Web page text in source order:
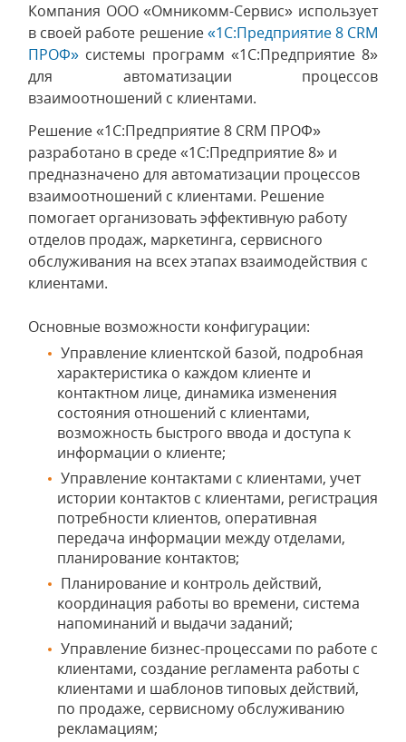
Компания ООО «Омникомм-Сервис» использует
в своей работе решение«1С:Предприятие 8 CRM
ПРОФ» системы программ «1С:Предприятие 8»
для автоматизации процессов
взаимоотношений с клиентами.
Решение «1С:Предприятие 8 CRM ПРОФ»
разработано в среде «1С:Предприятие 8» и
предназначено для автоматизации процессов
взаимоотношений с клиентами. Решение
помогает организовать эффективную работу
отделов продаж, маркетинга, сервисного
обслуживания на всех этапах взаимодействия с
клиентами.
Основные возможности конфигурации:
Управление клиентской базой, подробная
характеристика о каждом клиенте и
контактном лице, динамика изменения
состояния отношений с клиентами,
возможность быстрого ввода и доступа к
информации о клиенте;
Управление контактами с клиентами, учет
истории контактов с клиентами, регистрация
потребности клиентов, оперативная
передача информации между отделами,
планирование контактов;
Планирование и контроль действий,
координация работы во времени, система
напоминаний и выдачи заданий;
Управление бизнес-процессами по работе с
клиентами, создание регламента работы с
клиентами и шаблонов типовых действий,
по продаже, сервисному обслуживанию
рекламациям;